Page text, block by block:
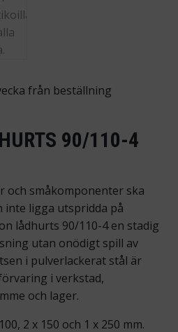
från beställning
90/110-4
och småkomponenter ska
inte ligga utspridda på
lådhurts 90/110-4 en stadig
utan onödigt spill av
i pulverlackerat stål är
i verkstad,
och lager.
2 x 150 och 1 x 250 mm.